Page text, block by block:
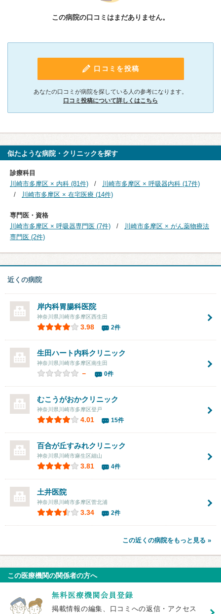
この病院の口コミはまだありません。
口コミを投稿
あなたの口コミが病院を探している人の参考になります。
口コミ投稿について詳しくはこちら
似たような病院・クリニックを探す
診療科目
川崎市多摩区 × 内科 (81件)
川崎市多摩区 × 呼吸器内科 (17件)
川崎市多摩区 × 在宅医療 (14件)
専門医・資格
川崎市多摩区 × 呼吸器専門医 (7件)
川崎市多摩区 × がん薬物療法
専門医 (2件)
近くの病院
岸内科胃腸科医院
神奈川県川崎市多摩区西生田
3.98 2件
生田ハート内科クリニック
神奈川県川崎市多摩区南生田
－ 0件
むこうがおかクリニック
神奈川県川崎市多摩区登戸
4.01 15件
百合が丘すみれクリニック
神奈川県川崎市麻生区細山
3.81 4件
土井医院
神奈川県川崎市多摩区菅北浦
3.34 2件
この近くの病院をもっと見る »
この医療機関の関係者の方へ
掲載情報の編集、口コミへの返信・アクセス